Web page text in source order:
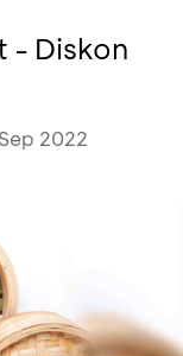
- Diskon
2022